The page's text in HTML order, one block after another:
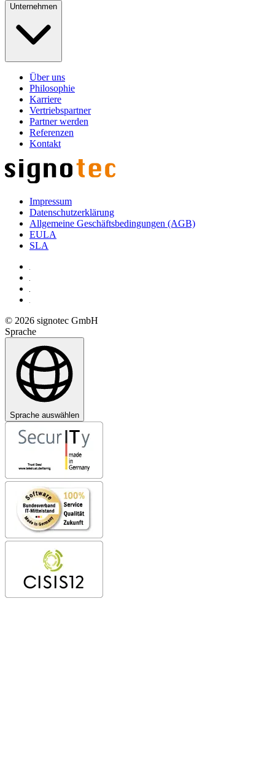
Unternehmen
Über uns
Philosophie
Karriere
Vertriebspartner
Partner werden
Referenzen
Kontakt
Impressum
Datenschutzerklärung
Allgemeine Geschäftsbedingungen (AGB)
EULA
SLA
© 2026 signotec GmbH
Sprache
Sprache auswählen